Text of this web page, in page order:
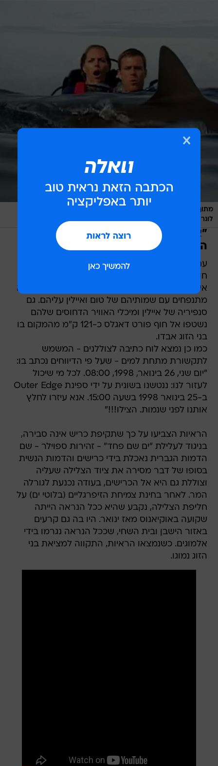
מתוך הסרט "ים של פחד" המבוסס על סיפורם של טום ואיילין
לונרגן
"אנא עיזרו לחלץ אותנו לפני שנמות.
הצילו!!!"
עם חלוף הזמן החלו להופיע עקבות לגורלם. שישה
חודשים לאחר היעלמותם, חליפת צלילה במידה של
איילין - ללא דם עליה - נמצאה יחד עם אפודי צלילה
מתנפחים עם שמותיהם של טום ואיילין עליהם. גם
סנפיריה של איילין ומיכלי האוויר הדחוסים שלהם
נשטפו אל חוף פורט דאגלס כ-121 ק"מ מהמקום בו
בני הזוג אבדו.
כמו כן נמצא לוח כתיבה לצוללנים - המשמש
לתקשורת מתחת למים - שעל פי הדיווחים נכתב בו:
"יום שני, 26 בינואר, 1998, 08:00. לכל מי שיכול
לעזור לנו: ננטשנו בשונית על ידי ספינת Outer Edge
ב-25 בינואר 1998 בשעה 15:00. אנא עיזרו לחלץ
אותנו לפני שנמות. הצילו!!!"
הראיות הצביעו על כך שתקיפת כריש אינה סבירה,
בניגוד לעלילת "ים שם פחד" - זהירות ספוילר - שם
הדמות הגברית נאכלת בידי כרישים והדמות הנשית
בסופו של דבר מסירה את ציוד הצלילה שעליה
וצוללת גם היא אל הכרישים, בעודה נכנעת לגורלה
המר. לאחר בחינת צמיחת הזיפרגליים (בלוטי ים) על
חליפת הצלילה, נקבע שהיא ככל הנראה הייתה
שקועה באוקיאנוס מאז ינואר. היו בה גם קרעים
באזור הישבן ובית השחי, שככל הנראה נגרמו בידי
אלמוגים. כשנמצאו הראיות, התקווה למציאת בני
הזוג נמוגו.